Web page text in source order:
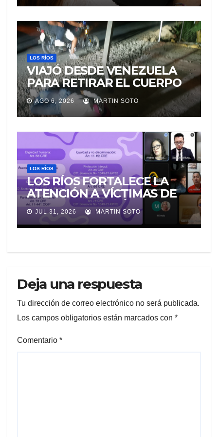
CIUDADANÍA SOBRE
TRÁMITES JUDICIALES
LOS RÍOS
VIAJÓ DESDE VENEZUELA
PARA RETIRAR EL CUERPO
DE SU MARIDO QUE
PERMANECIÓ SEIS DÍAS EN
LA MORGUE
AGO 6, 2026 MARTIN SOTO
LOS RÍOS
LOS RÍOS FORTALECE LA
ATENCIÓN A VÍCTIMAS DE
VIOLENCIA DE GÉNERO
PARA EVITAR LA
REVICTIMIZACIÓN
JUL 31, 2026 MARTIN SOTO
Deja una respuesta
Tu dirección de correo electrónico no será publicada.
Los campos obligatorios están marcados con *
Comentario *